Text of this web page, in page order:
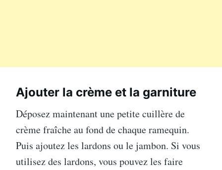
Ajouter la crème et la garniture
Déposez maintenant une petite cuillère de
crème fraîche au fond de chaque ramequin.
Puis ajoutez les lardons ou le jambon. Si vous
utilisez des lardons, vous pouvez les faire